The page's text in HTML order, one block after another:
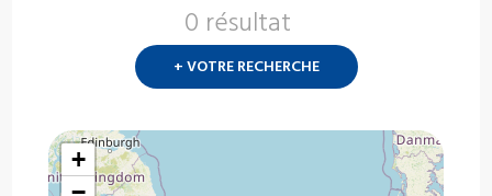
0 résultat
+ VOTRE RECHERCHE
+